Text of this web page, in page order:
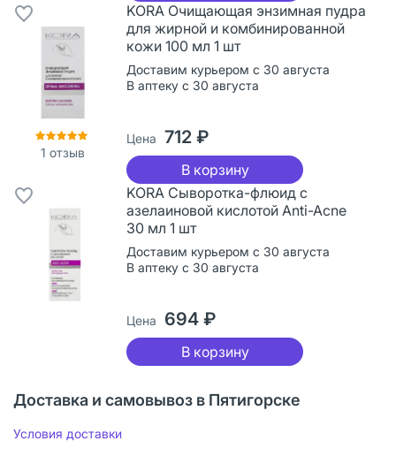
1 отзыв
KORA Очищающая энзимная пудра
для жирной и комбинированной
кожи 100 мл 1 шт
Доставим курьером с 30 августа
В аптеку с 30 августа
Цена 712 ₽
В корзину
KORA Сыворотка-флюид с
азелаиновой кислотой Anti-Acne
30 мл 1 шт
Доставим курьером с 30 августа
В аптеку с 30 августа
Цена 694 ₽
В корзину
Доставка и самовывоз в Пятигорске
Условия доставки